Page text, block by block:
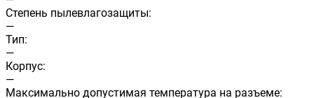
Cтепень пылевлагозащиты:
—
Тип:
—
Корпус:
—
Максимально допустимая температура на разъеме: